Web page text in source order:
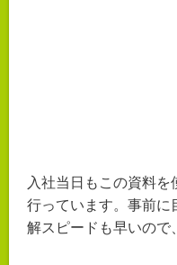
入社当日もこの資料
行っています。事前に
解スピードも早いので